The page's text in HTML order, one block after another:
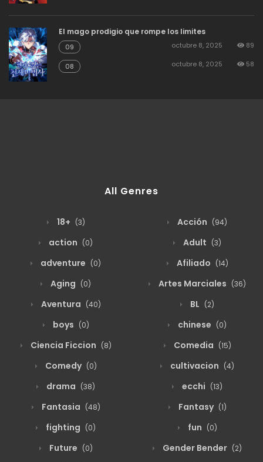
El mago prodigio que rompe los limites
09 octubre 8, 2025 89
08 octubre 8, 2025 58
All Genres
18+ (3) Acción (94)
action (0) Adult (3)
adventure (0) Afiliado (14)
Aging (0) Artes Marciales (36)
Aventura (40) BL (2)
boys (0) chinese (0)
Ciencia Ficcion (8) Comedia (15)
Comedy (0) cultivacion (4)
drama (38) ecchi (13)
Fantasia (48) Fantasy (1)
fighting (0) fun (0)
Future (0) Gender Bender (2)